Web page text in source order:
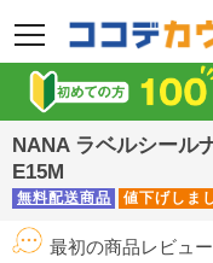
メニュー
NANA ラベルシール
E15M
無料配送商品 値下げしま
最初の商品レビュー